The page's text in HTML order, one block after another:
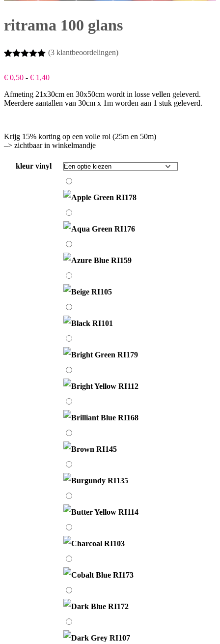
ritrama 100 glans
gebaseerd
klantbeoordelingen
(3 klantbeoordelingen)
€ 0,50 - € 1,40Prijsklasse:
tot
€ 1,40
Afmeting 21x30cm en 30x50cm wordt in losse vellen geleverd.
Meerdere aantallen van 30cm x 1m worden aan 1 stuk geleverd.
Krijg 15% korting op een volle rol (25m en 50m)
–> zichtbaar in winkelmandje
kleur vinyl
Apple
Green
RI178
Aqua
Green
RI176
Azure
Blue
RI159
Beige
RI105
Black
RI101
Bright
Green
RI179
Bright
Yellow
RI112
Brilliant
Blue
RI168
Brown
RI145
Burgundy
RI135
Butter
Yellow
RI114
Charcoal
RI103
Cobalt
Blue
RI173
Dark
Blue
RI172
Dark
Grey